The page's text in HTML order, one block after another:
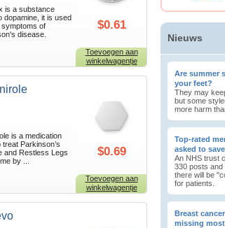
is a substance
dopamine, it is used
symptoms of
disease.
$0.61
Toevoegen aan
winkelwagentje
is a medication
treat Parkinson’s
and Restless Legs
by ...
$0.69
Toevoegen aan
winkelwagentje
Nieuws
Are summer
your feet?
They may
but some
more harm
Top-rated
asked to
An NHS trust
330 posts and
there will be
for patients.
Breast
missing